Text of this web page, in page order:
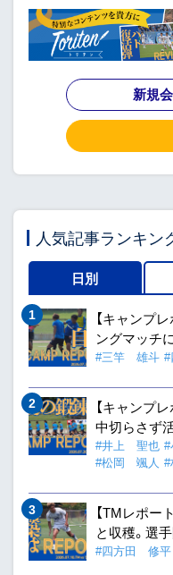
新規
人気記事ランキン
日別
【キャンプ
ングマッチ
#三竿 雄斗
【キャンプ
中切らさず
#井上 聖也
#松岡 颯人
【TMレポー
と収穫。選
#四方田 修平